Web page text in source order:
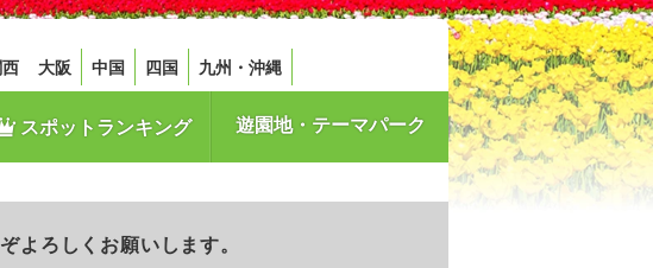
大阪 中国 四国 九州・沖縄
スポットランキング 遊園地・テーマパーク
よろしくお願いします。